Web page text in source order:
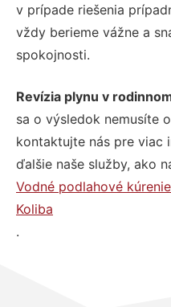
v prípade riešenia
vždy berieme vážne a
spokojnosti.
Revízia plynu v
sa o výsledok nemusíte
kontaktujte nás pre viac
ďalšie naše služby, ako
Vodné podlahové
Koliba
.